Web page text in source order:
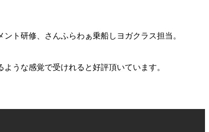
ト研修、さんふらわぁ乗船しヨガクラス担当。
うな感覚で受けれると好評頂いています。